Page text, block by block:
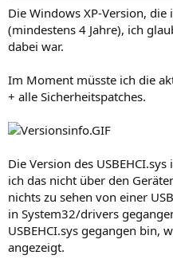
Die Windows XP-Version,
(mindestens 4 Jahre), ich
dabei war.
Im Moment müsste ich die
+ alle Sicherheitspatches.
Die Version des
ich das nicht über den
nichts zu sehen von einer
in System32/drivers
USBEHCI.sys gegangen bin,
angezeigt.